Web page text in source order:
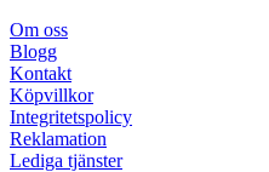
Om oss
Blogg
Kontakt
Köpvillkor
Integritetspolicy
Reklamation
Lediga tjänster